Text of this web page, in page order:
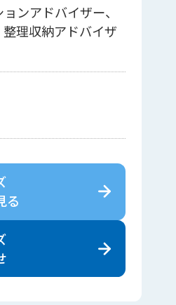
ンアドバイザー、
理収納アドバイザ
る